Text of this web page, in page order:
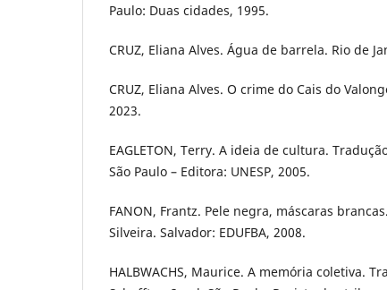
Paulo: Duas cidades, 1995.
CRUZ, Eliana Alves. Água de barrela. Rio de
CRUZ, Eliana Alves. O crime do Cais do
2023.
EAGLETON, Terry. A ideia de cultura.
São Paulo – Editora: UNESP, 2005.
FANON, Frantz. Pele negra, máscaras
Silveira. Salvador: EDUFBA, 2008.
HALBWACHS, Maurice. A memória coletiva.